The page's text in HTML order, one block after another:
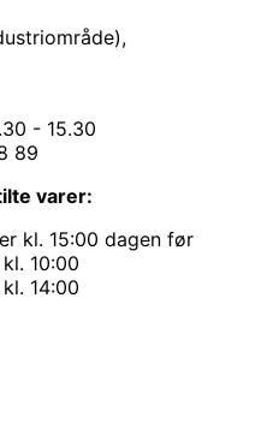
- 15.30
89
varer:
kl. 15:00 dagen før
10:00
14:00